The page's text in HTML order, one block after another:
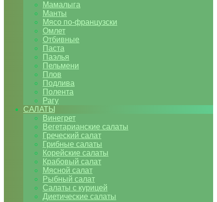
Мамалыга
Манты
Мясо по-французски
Омлет
Отбивные
Паста
Паэлья
Пельмени
Плов
Подлива
Полента
Рагу
САЛАТЫ
Винегрет
Вегетарианские салаты
Греческий салат
Грибные салаты
Корейские салаты
Крабовый салат
Мясной салат
Рыбный салат
Салаты с курицей
Диетические салаты